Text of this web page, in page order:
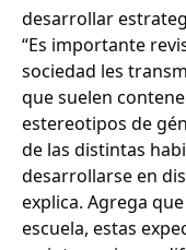
desarrollar
“Es importante
sociedad les
que suelen
estereotipos de
de las distintas
desarrollarse en
explica. Agrega
escuela, estas